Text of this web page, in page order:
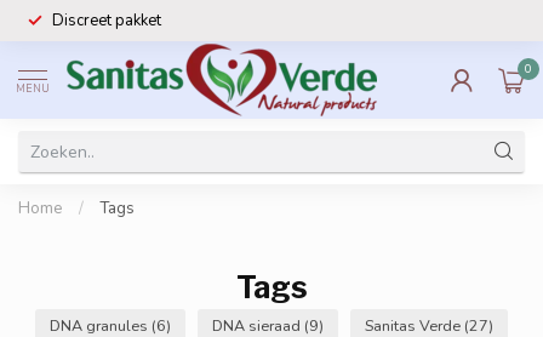
Discreet pakket
MENU
0
Home / Tags
Tags
DNA granules (6) DNA sieraad (9) Sanitas Verde (27)